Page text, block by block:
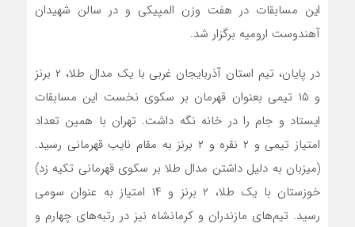
این مسابقات در هفت وزن المپیکی و در سالن شهیدان‌
آهندوست ارومیه برگزار شد.
در پایان، تیم استان آذربایجان غربی با یک مدال طلا، ۲ برنز
و ۱۵ تیمی بعنوان قهرمان بر سکوی نخست این مسابقات
ایستاد و جام را در خانه نگه داشت. تهران با همین تعداد
امتیاز تیمی و ۲ نقره و ۲ برنز به مقام نایب قهرمانی رسید.
(میزبان به دلیل داشتن مدال طلا بر سکوی قهرمانی تکیه زد)
خوزستان با یک طلا، ۲ برنز و ۱۴ امتیاز به عنوان سومی‌
رسید. تیم‌های مازندران و کرمانشاه نیز در رتبه‌های‌ چهارم و